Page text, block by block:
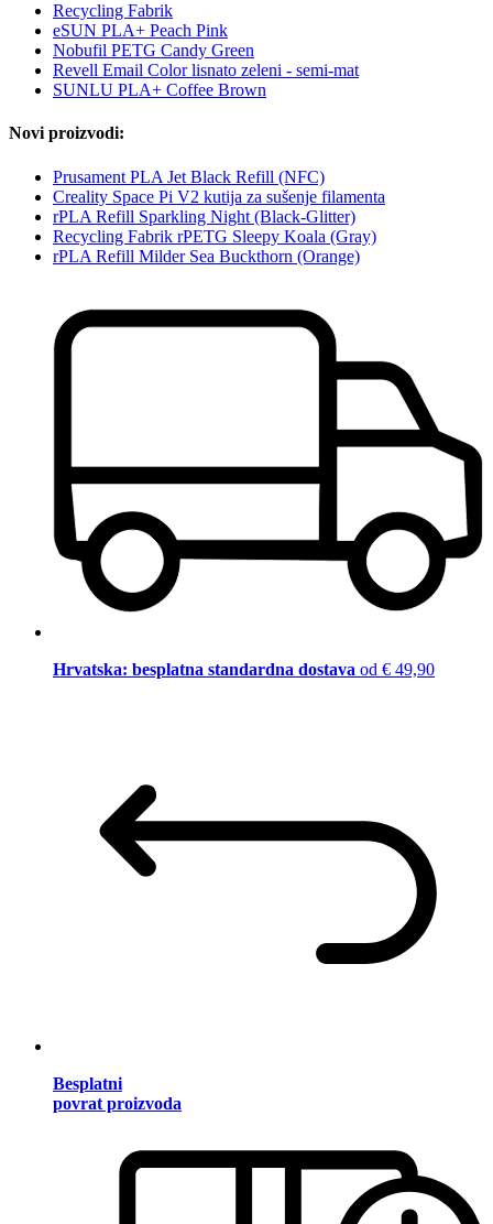
Recycling Fabrik
eSUN PLA+ Peach Pink
Nobufil PETG Candy Green
Revell Email Color lisnato zeleni - semi-mat
SUNLU PLA+ Coffee Brown
Novi proizvodi:
Prusament PLA Jet Black Refill (NFC)
Creality Space Pi V2 kutija za sušenje filamenta
rPLA Refill Sparkling Night (Black-Glitter)
Recycling Fabrik rPETG Sleepy Koala (Gray)
rPLA Refill Milder Sea Buckthorn (Orange)
Hrvatska: besplatna standardna dostava od € 49,90
Besplatni
povrat proizvoda